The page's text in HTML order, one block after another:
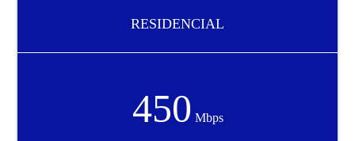
RESIDENCIAL
450 Mbps